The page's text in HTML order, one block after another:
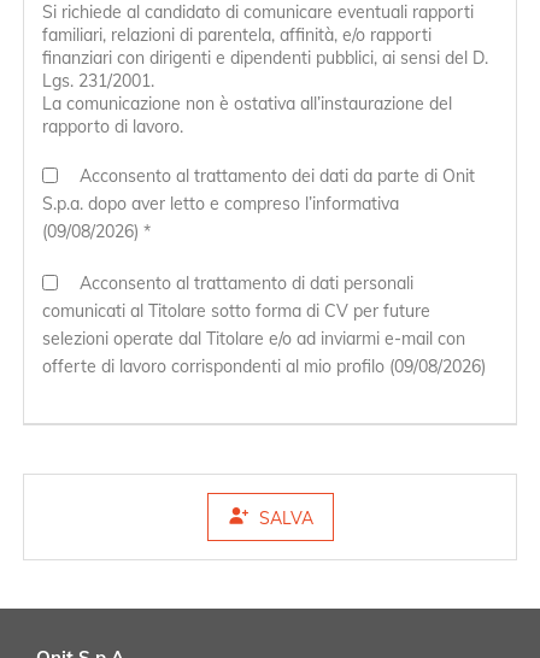
Si richiede al candidato di comunicare eventuali rapporti
familiari, relazioni di parentela, affinità, e/o rapporti
finanziari con dirigenti e dipendenti pubblici, ai sensi del D.
Lgs. 231/2001.
La comunicazione non è ostativa all’instaurazione del
rapporto di lavoro.
Acconsento al trattamento dei dati da parte di Onit
S.p.a. dopo aver letto e compreso l’informativa
(09/08/2026) *
Acconsento al trattamento di dati personali
comunicati al Titolare sotto forma di CV per future
selezioni operate dal Titolare e/o ad inviarmi e-mail con
offerte di lavoro corrispondenti al mio profilo (09/08/2026)
SALVA